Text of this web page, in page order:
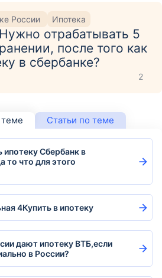
России Ипотека
отрабатывать 5
после того как
в сбербанке?
2
Статьи по теме
Сбербанк в
то что для этого
4Купить в ипотеку
дают ипотеку ВТБ,если
в России?